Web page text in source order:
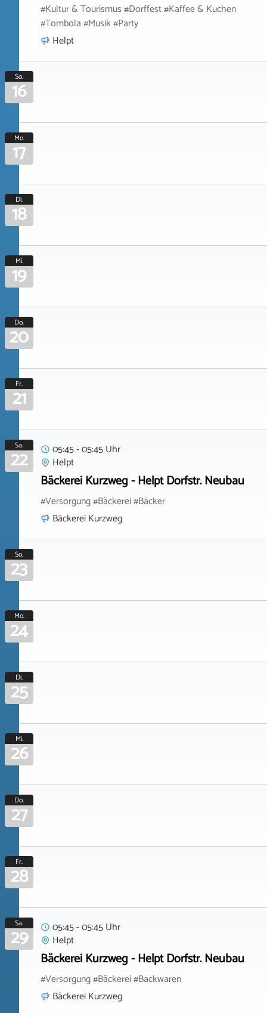
#Kultur & Tourismus #Dorffest #Kaffee & Kuchen
#Tombola #Musik #Party
Helpt
So.
16
Mo.
17
Di.
18
Mi.
19
Do.
20
Fr.
21
Sa.
22
05:45 - 05:45 Uhr
Helpt
Bäckerei Kurzweg - Helpt Dorfstr. Neubau
#Versorgung #Bäckerei #Bäcker
Bäckerei Kurzweg
So.
23
Mo.
24
Di.
25
Mi.
26
Do.
27
Fr.
28
Sa.
29
05:45 - 05:45 Uhr
Helpt
Bäckerei Kurzweg - Helpt Dorfstr. Neubau
#Versorgung #Bäckerei #Backwaren
Bäckerei Kurzweg